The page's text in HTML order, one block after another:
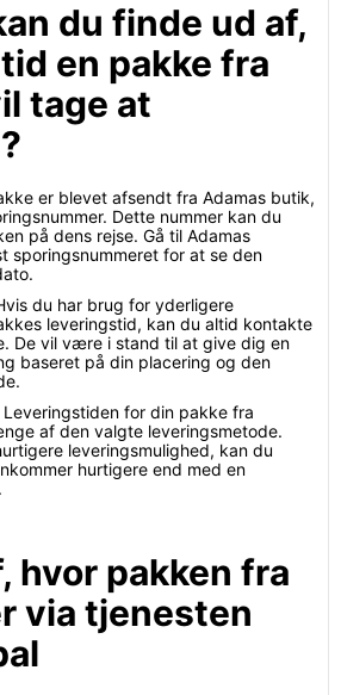
du finde ud af,
en pakke fra
tage at
er blevet afsendt fra Adamas butik,
Dette nummer kan du
på dens rejse. Gå til Adamas
sporingsnummeret for at se den
du har brug for yderligere
leveringstid, kan du altid kontakte
De vil være i stand til at give dig en
baseret på din placering og den
Leveringstiden for din pakke fra
af den valgte leveringsmetode.
leveringsmulighed, kan du
hurtigere end med en
hvor pakken fra
via tjenesten